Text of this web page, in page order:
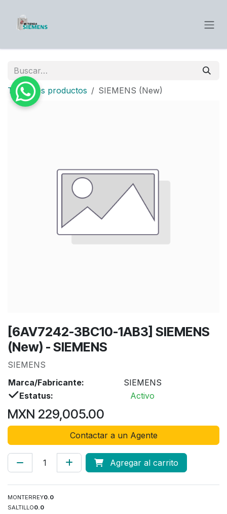
Todos los productos SIEMENS (New)
[6AV7242-3BC10-1AB3] SIEMENS
(New) - SIEMENS
SIEMENS
Marca/Fabricante:
SIEMENS
Estatus:
Activo
MXN 229,005.00
Contactar a un Agente
Agregar al carrito
MONTERREY0.0
SALTILLO0.0